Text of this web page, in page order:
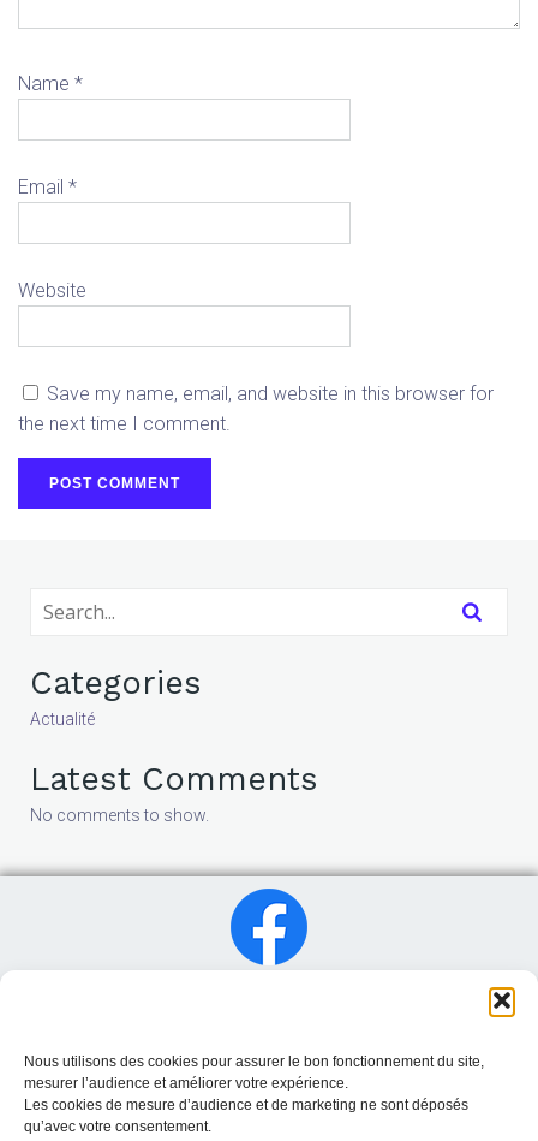
Nous utilisons des cookies pour assurer le bon fonctionnement du site,
mesurer l’audience et améliorer votre expérience.
Les cookies de mesure d’audience et de marketing ne sont déposés
qu’avec votre consentement.
Name *
Email *
Website
Save my name, email, and website in this browser for
the next time I comment.
Categories
Actualité
Latest Comments
No comments to show.